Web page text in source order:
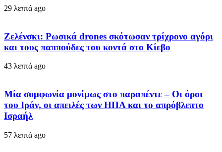
29 λεπτά ago
Ζελένσκι: Ρωσικά drones σκότωσαν τρίχρονο αγόρι
και τους παππούδες του κοντά στο Κίεβο
43 λεπτά ago
Μία συμφωνία μονίμως στο παραπέντε – Οι όροι
του Ιράν, οι απειλές των ΗΠΑ και το απρόβλεπτο
Ισραήλ
57 λεπτά ago